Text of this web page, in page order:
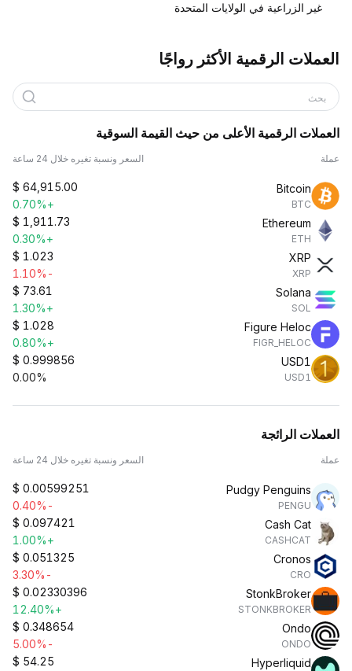
غير الزراعية في الولايات المتحدة
العملات الرقمية الأكثر رواجًا
بحث
العملات الرقمية الأعلى من حيث القيمة السوقية
عملة السعر ونسبة تغيره خلال 24 ساعة
Bitcoin
BTC
$ 64,915.00
+0.70%
Ethereum
ETH
$ 1,911.73
+0.30%
XRP
XRP
$ 1.023
-1.10%
Solana
SOL
$ 73.61
+1.30%
Figure Heloc
FIGR_HELOC
$ 1.028
+0.80%
USD1
USD1
$ 0.999856
0.00%
العملات الرائجة
عملة السعر ونسبة تغيره خلال 24 ساعة
Pudgy Penguins
PENGU
$ 0.00599251
-0.40%
Cash Cat
CASHCAT
$ 0.097421
+1.00%
Cronos
CRO
$ 0.051325
-3.30%
StonkBroker
STONKBROKER
$ 0.02330396
+12.40%
Ondo
ONDO
$ 0.348654
-5.00%
Hyperliquid
$ 54.25